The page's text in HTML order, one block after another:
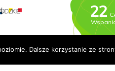
Dalsze korzystanie ze